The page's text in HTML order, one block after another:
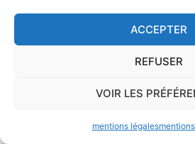
ACCEPTER
REFUSER
VOIR LES
mentions légales